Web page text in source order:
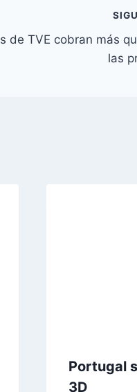
de TVE cobran más
las
Portugal
3D